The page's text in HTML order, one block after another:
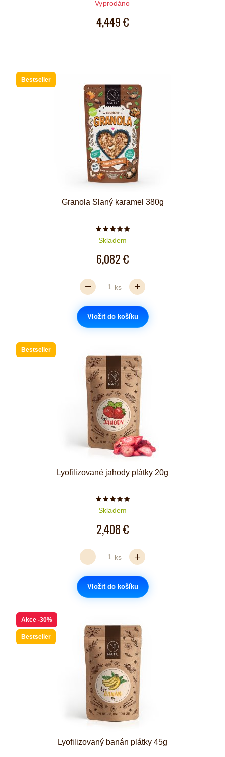
Vyprodáno
4,449 €
Bestseller
Granola Slaný karamel 380g
Počet hvězdiček je 5 z 5
Skladem
6,082 €
ks
Vložit do košíku
Bestseller
Lyofilizované jahody plátky 20g
Počet hvězdiček je 5 z 5
Skladem
2,408 €
ks
Vložit do košíku
Akce -30%
Bestseller
Lyofilizovaný banán plátky 45g